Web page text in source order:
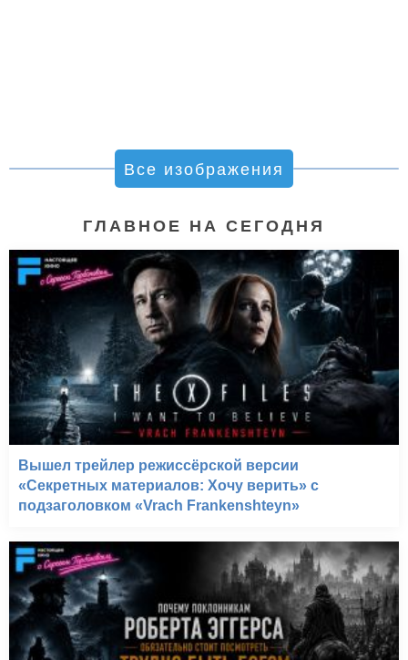
Все изображения
ГЛАВНОЕ НА СЕГОДНЯ
Вышел трейлер режиссёрской версии
«Секретных материалов: Хочу верить» с
подзаголовком «Vrach Frankenshteyn»